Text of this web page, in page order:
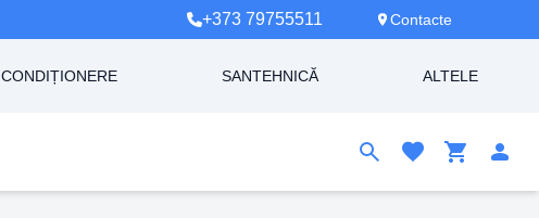
+373 79755511 Contacte
CONDIȚIONERE SANTEHNICĂ ALTELE